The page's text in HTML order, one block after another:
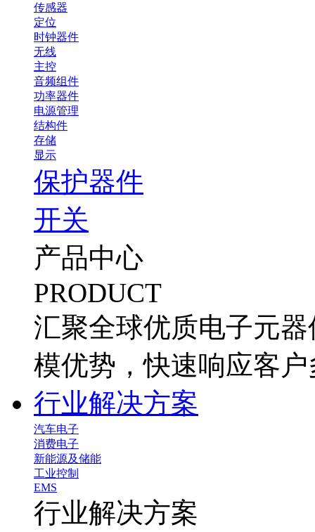
传感器
定位
时钟器件
无线
主控
音频组件
功率器件
电源管理
结构件
存储
显示
保护器件
开关
产品中心
PRODUCT
汇聚全球优质电子元
模优势，快速响应客
行业解决方案
汽车电子
消费电子
新能源及储能
工业控制
EMS
行业解决方案